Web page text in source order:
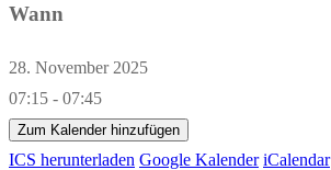
Wann
28. November 2025
07:15 - 07:45
Zum Kalender hinzufügen
ICS herunterladen Google Kalender iCalendar